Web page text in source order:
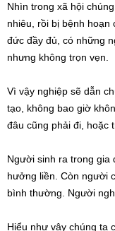
Nhìn trong xã hội
nhiêu, rồi bị bệnh
đức đầy đủ, có những
nhưng không trọn vẹn.
Vì vậy nghiệp sẽ dẫn
tạo, không bao giờ
đâu cũng phải đi, hoặc
Người sinh ra trong gia
hưởng liền. Còn người
bình thường. Người
Hiểu như vậy chúng ta